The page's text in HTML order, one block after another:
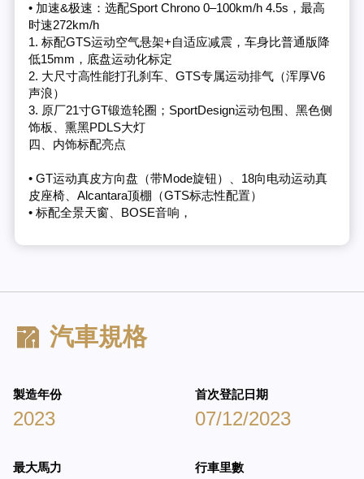
• 加速&极速：选配Sport Chrono 0–100km/h 4.5s，最高
时速272km/h
1. 标配GTS运动空气悬架+自适应减震，车身比普通版降
低15mm，底盘运动化标定
2. 大尺寸高性能打孔刹车、GTS专属运动排气（浑厚V6
声浪）
3. 原厂21寸GT锻造轮圈；SportDesign运动包围、黑色侧
饰板、熏黑PDLS大灯
四、内饰标配亮点
• GT运动真皮方向盘（带Mode旋钮）、18向电动运动真
皮座椅、Alcantara顶棚（GTS标志性配置）
• 标配全景天窗、BOSE音响，
汽車規格
製造年份
2023
首次登記日期
07/12/2023
最大馬力 行車里數